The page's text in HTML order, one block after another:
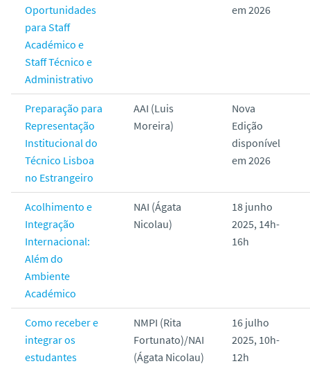
Oportunidades
para Staff
Académico e
Staff Técnico e
Administrativo
em 2026
Preparação para
Representação
Institucional do
Técnico Lisboa
no Estrangeiro
AAI (Luis
Moreira)
Nova
Edição
disponível
em 2026
Acolhimento e
Integração
Internacional:
Além do
Ambiente
Académico
NAI (Ágata
Nicolau)
18 junho
2025, 14h-
16h
Como receber e
integrar os
estudantes
NMPI (Rita
Fortunato)/NAI
(Ágata Nicolau)
16 julho
2025, 10h-
12h